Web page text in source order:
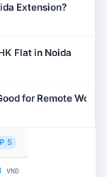
Extension?
Flat in Noida
for Remote Work?
5
VNĐ